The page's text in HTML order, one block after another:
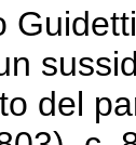
del